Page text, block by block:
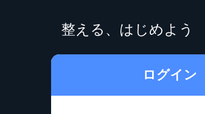
整える、はじめよう
ログイン